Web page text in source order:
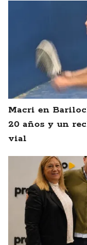
Macri en
20 años y un
vial